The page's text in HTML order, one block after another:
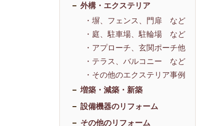
外構・エクステリア
・塀、フェンス、門扉 など
・庭、駐車場、駐輪場 など
・アプローチ、玄関ポーチ他
・テラス、バルコニー など
・その他のエクステリア事例
増築・減築・新築
設備機器のリフォーム
その他のリフォーム